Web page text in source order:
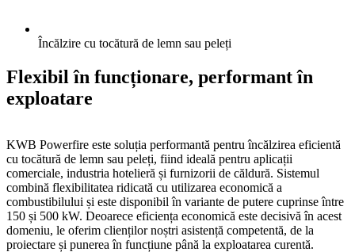
Încălzire cu tocătură de lemn sau peleți
Flexibil în funcționare, performant în
exploatare
KWB Powerfire este soluția performantă pentru încălzirea eficientă
cu tocătură de lemn sau peleți, fiind ideală pentru aplicații
comerciale, industria hotelieră și furnizorii de căldură. Sistemul
combină flexibilitatea ridicată cu utilizarea economică a
combustibilului și este disponibil în variante de putere cuprinse între
150 și 500 kW. Deoarece eficiența economică este decisivă în acest
domeniu, le oferim clienților noștri asistență competentă, de la
proiectare și punerea în funcțiune până la exploatarea curentă.